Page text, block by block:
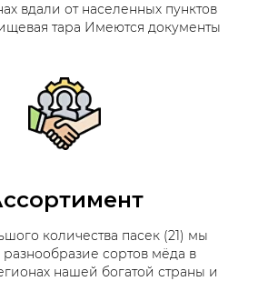
вдали от населенных пунктов
тара Имеются документы
количества пасек (21) мы
сортов мёда в
нашей богатой страны и